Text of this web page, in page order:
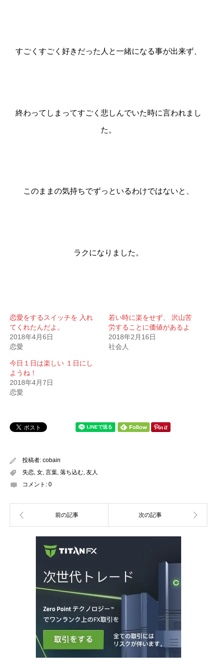
すごくすごく好きだった人と一緒になる事が出来ず、
終わってしまってすごく悲しんでいた時に言われまし
た。
このままの気持ちでずっといるわけではないと、
ラクになりました。
恋愛をするスイッチを 入れ
てくれたんだよ。
2018年4月6日
恋愛
若い時に楽をせず、 沢山苦
労することに価値があるよ
2018年2月16日
社会人
今日１日は楽しい １日にし
ようね！
2018年4月7日
恋愛
投稿者: cobain
失恋 女 言葉 落ち込む 友人
コメント: 0